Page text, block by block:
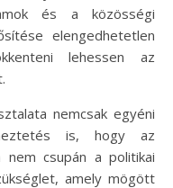
és a közösségi
elengedhetetlen
lehessen az
nemcsak egyéni
is, hogy az
csupán a politikai
amely mögött